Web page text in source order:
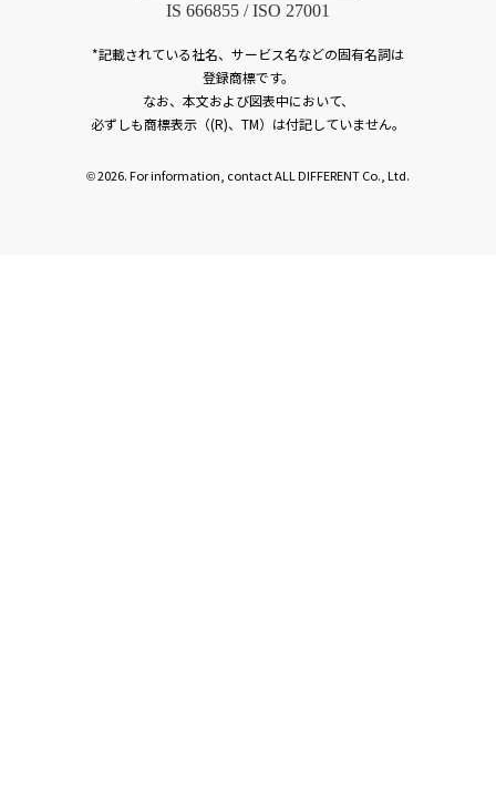
IS 666855 / ISO 27001
*記載されている社名、サービス名などの固有名詞は
登録商標です。
なお、本文および図表中において、
必ずしも商標表示（(R)、TM）は付記していません。
©2026. For information, contact ALL DIFFERENT Co., Ltd.